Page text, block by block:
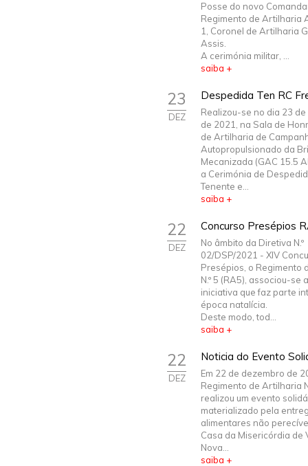
Posse do novo
Regimento de Artilharia
1, Coronel de Artilharia
Assis.
A cerimónia militar, ...
saiba +
23
DEZ
Despedida Ten RC
Realizou-se no dia 23
de 2021, na Sala de
de Artilharia de
Autopropulsionado da
Mecanizada (GAC 15.5
a Cerimónia de
Tenente e...
saiba +
22
DEZ
Concurso Presépios
No âmbito da Diretiva N.º
02/DSP/2021 - XIV
Presépios, o Regimento
N.º 5 (RA5), associou-se
iniciativa que faz parte
época natalícia.
Deste modo, tod...
saiba +
22
DEZ
Noticia do Evento
Em 22 de dezembro de
Regimento de Artilharia
realizou um evento
materializado pela
alimentares não
Casa da Misericórdia de
Nova...
saiba +